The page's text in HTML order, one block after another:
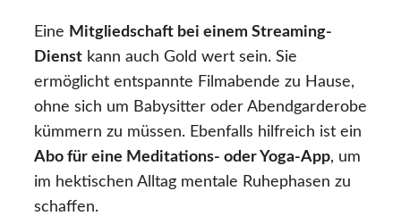
Eine Mitgliedschaft bei einem Streaming-
Dienst kann auch Gold wert sein. Sie
ermöglicht entspannte Filmabende zu Hause,
ohne sich um Babysitter oder Abendgarderobe
kümmern zu müssen. Ebenfalls hilfreich ist ein
Abo für eine Meditations- oder Yoga-App, um
im hektischen Alltag mentale Ruhephasen zu
schaffen.